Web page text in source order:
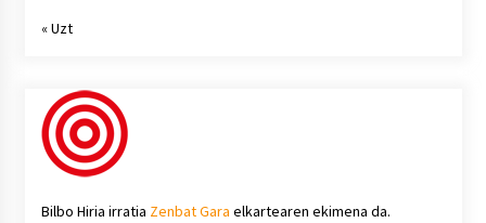
« Uzt
Bilbo Hiria irratia Zenbat Gara elkartearen ekimena da.